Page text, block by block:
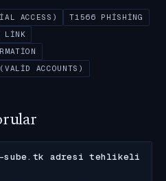
ACCESS)
T1566 PHISHING
LINK
ACCOUNTS)
sube.tk adresi tehlikeli